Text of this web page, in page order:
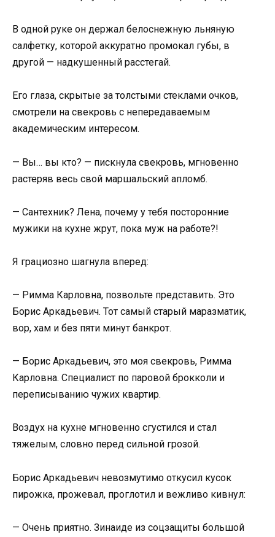
В одной руке он держал белоснежную льняную
салфетку, которой аккуратно промокал губы, в
другой — надкушенный расстегай.
Его глаза, скрытые за толстыми стеклами очков,
смотрели на свекровь с непередаваемым
академическим интересом.
— Вы… вы кто? — пискнула свекровь, мгновенно
растеряв весь свой маршальский апломб.
— Сантехник? Лена, почему у тебя посторонние
мужики на кухне жрут, пока муж на работе?!
Я грациозно шагнула вперед:
— Римма Карловна, позвольте представить. Это
Борис Аркадьевич. Тот самый старый маразматик,
вор, хам и без пяти минут банкрот.
— Борис Аркадьевич, это моя свекровь, Римма
Карловна. Специалист по паровой брокколи и
переписыванию чужих квартир.
Воздух на кухне мгновенно сгустился и стал
тяжелым, словно перед сильной грозой.
Борис Аркадьевич невозмутимо откусил кусок
пирожка, прожевал, проглотил и вежливо кивнул:
— Очень приятно. Зинаиде из соцзащиты большой